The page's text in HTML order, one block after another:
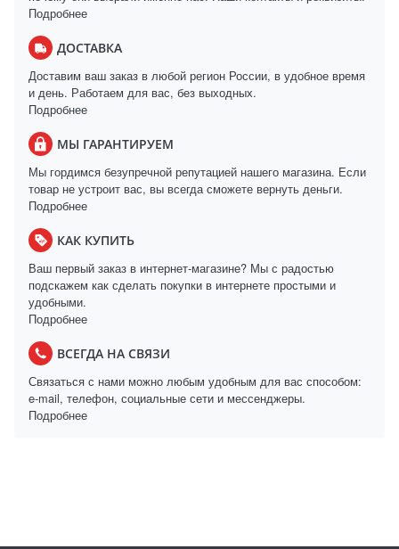
Подробнее
ДОСТАВКА
Доставим ваш заказ в любой регион России, в удобное время
и день. Работаем для вас, без выходных.
Подробнее
МЫ ГАРАНТИРУЕМ
Мы гордимся безупречной репутацией нашего магазина. Если
товар не устроит вас, вы всегда сможете вернуть деньги.
Подробнее
КАК КУПИТЬ
Ваш первый заказ в интернет-магазине? Мы с радостью
подскажем как сделать покупки в интернете простыми и
удобными.
Подробнее
ВСЕГДА НА СВЯЗИ
Связаться с нами можно любым удобным для вас способом:
e-mail, телефон, социальные сети и мессенджеры.
Подробнее